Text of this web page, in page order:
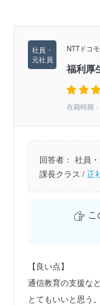
NTTドコ
福利厚
在籍時期
回答者： 社員
課長クラス / 正
こ
【良い点】
通信教育の支援な
とてもいいと思う。